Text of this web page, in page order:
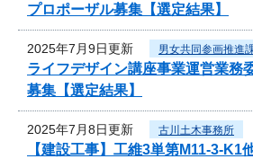
プロポーザル募集【選定結果】
2025年7月9日更新 男女共同参画推進
ライフデザイン講座事業運営業
募集【選定結果】
2025年7月8日更新 古川土木事務所
【建設工事】工維3単第M11-3-